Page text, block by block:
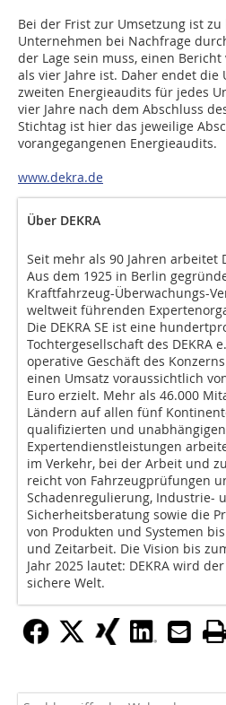
Bei der Frist zur Umsetzung ist
Unternehmen bei Nachfrage
der Lage sein muss, einen
als vier Jahre ist. Daher endet die
zweiten Energieaudits für jedes
vier Jahre nach dem Abschluss
Stichtag ist hier das jeweilige
vorangegangenen Energieaudits.
www.dekra.de
Über DEKRA
Seit mehr als 90 Jahren arbeitet
Aus dem 1925 in Berlin
Kraftfahrzeug-Überwachungs-
weltweit führenden
Die DEKRA SE ist eine
Tochtergesellschaft des DEKRA
operative Geschäft des
einen Umsatz voraussichtlich
Euro erzielt. Mehr als 46.000
Ländern auf allen fünf
qualifizierten und unabhängigen
Expertendienstleistungen
im Verkehr, bei der Arbeit und
reicht von Fahrzeugprüfungen
Schadenregulierung, Industrie-
Sicherheitsberatung sowie die
von Produkten und Systemen
und Zeitarbeit. Die Vision bis
Jahr 2025 lautet: DEKRA wird
sichere Welt.